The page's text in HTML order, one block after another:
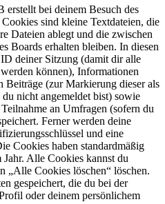
bei deinem Besuch des
sind kleine Textdateien, die
Dateien ablegt und die zwischen
Boards erhalten bleiben. In diesen
deiner Sitzung (damit dir alle
können), Informationen
Beiträge (zur Markierung dieser als
du nicht angemeldet bist) sowie
an Umfragen (sofern du
Ferner werden deine
und eine
Cookies haben standardmäßig
Alle Cookies kannst du
„Alle Cookies löschen“ löschen.
gespeichert, die du bei der
oder deinem persönlichem